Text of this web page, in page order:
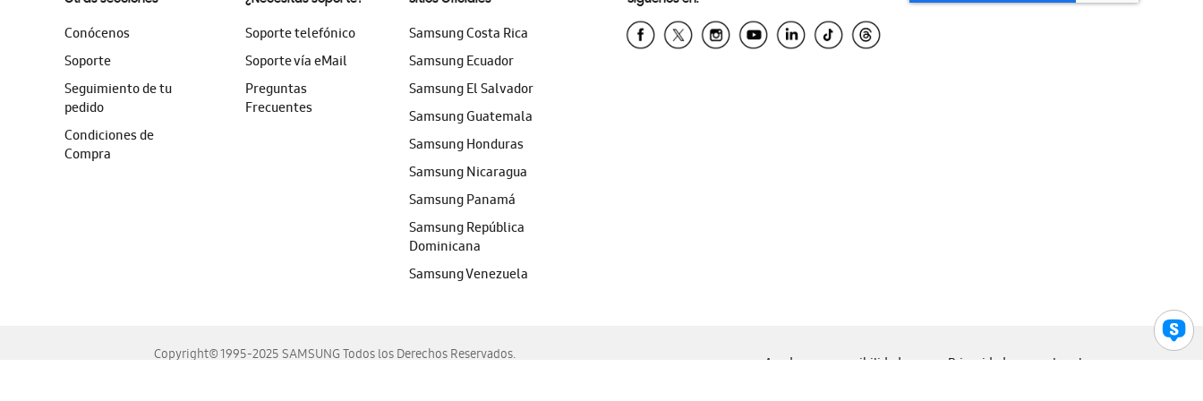
Conócenos
Soporte
Seguimiento de tu
pedido
Condiciones de
Compra
Soporte telefónico
Soporte vía eMail
Preguntas
Frecuentes
Samsung Costa Rica
Samsung Ecuador
Samsung El Salvador
Samsung Guatemala
Samsung Honduras
Samsung Nicaragua
Samsung Panamá
Samsung República
Dominicana
Samsung Venezuela
Copyright© 1995-2025 SAMSUNG Todos los Derechos Reservados.
Ayuda para accesibilidad Privacidad Legal